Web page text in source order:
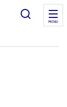
Ouvrir
MENU